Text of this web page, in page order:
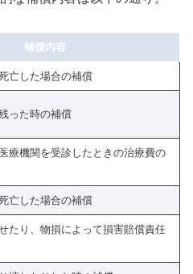
補償内容
亡した場合の補償
った時の補償
療機関を受診したときの治療費の
亡した場合の補償
たり、物損によって損害賠償責任